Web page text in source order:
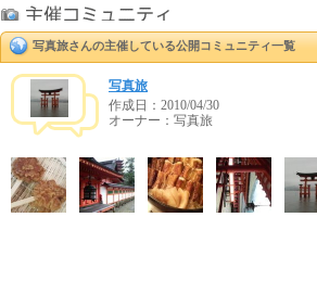
写真旅さんの主催している公開コミュニティ一覧
写真旅
作成日： 2010/04/30
オーナー：写真旅